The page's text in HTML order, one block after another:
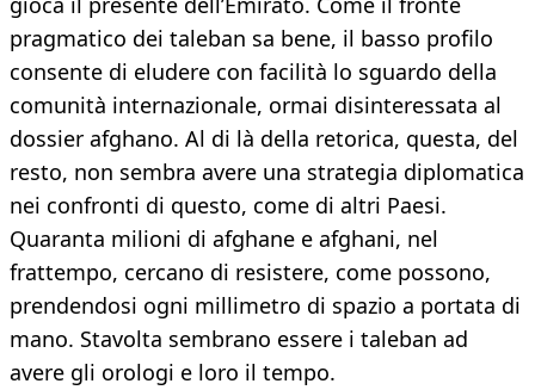
pragmatico dei taleban sa bene, il basso profilo
consente di eludere con facilità lo sguardo della
comunità internazionale, ormai disinteressata al
dossier afghano. Al di là della retorica, questa, del
resto, non sembra avere una strategia diplomatica
nei confronti di questo, come di altri Paesi.
Quaranta milioni di afghane e afghani, nel
frattempo, cercano di resistere, come possono,
prendendosi ogni millimetro di spazio a portata di
mano. Stavolta sembrano essere i taleban ad
avere gli orologi e loro il tempo.​